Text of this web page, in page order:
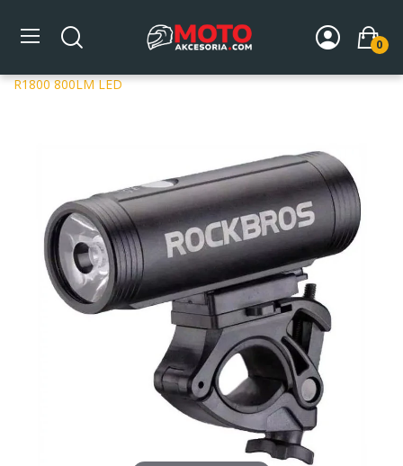
0
Strona główna AKCESORIA ROWEROWE
Akcesoria
R1800 800LM LED